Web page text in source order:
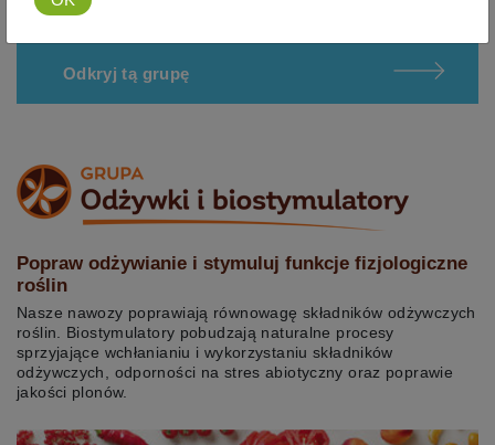
Odkryj tą grupę
Popraw odżywianie i stymuluj funkcje fizjologiczne
roślin
Nasze nawozy poprawiają równowagę składników odżywczych
roślin. Biostymulatory pobudzają naturalne procesy
sprzyjające wchłanianiu i wykorzystaniu składników
odżywczych, odporności na stres abiotyczny oraz poprawie
jakości plonów.